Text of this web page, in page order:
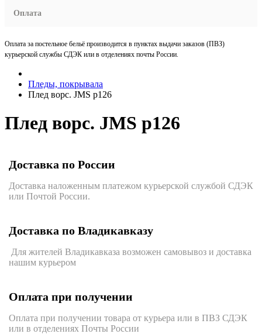
Оплата
Оплата за постельное бельё производится в пунктах выдачи заказов (ПВЗ)
курьерской службы СДЭК или в отделениях почты России.
Пледы, покрывала
Плед ворс. JMS p126
Плед ворс. JMS p126
Доставка по России
Доставка наложенным платежом курьерской службой СДЭК
или Почтой России.
Доставка по Владикавказу
Для жителей Владикавказа возможен самовывоз и доставка
нашим курьером
Оплата при получении
Оплата при получении товара от курьера или в ПВЗ СДЭК
или в отделениях Почты России